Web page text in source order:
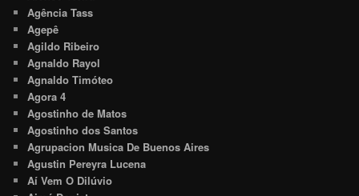
Agência Tass
Agepê
Agildo Ribeiro
Agnaldo Rayol
Agnaldo Timóteo
Agora 4
Agostinho de Matos
Agostinho dos Santos
Agrupacion Musica De Buenos Aires
Agustin Pereyra Lucena
Aí Vem O Dilúvio